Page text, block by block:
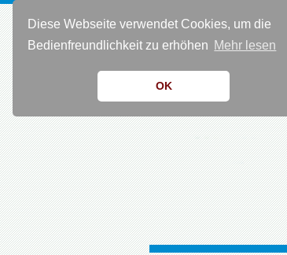
Diese Webseite verwendet Cookies, um die
Bedienfreundlichkeit zu erhöhen Mehr lesen
OK